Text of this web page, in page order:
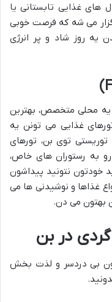
های غذایی تابستانی یا
می شه که فرصت خوبی
یه روز شاد و پر انرژی
یه محلی متخصص، بهترین
غذایی می تونن یه
توی بن، تورهای
به رستوران های خاص،
خودتون نتونید پیداشون
غذاها و نوشیدنی ها می
بهتون می دن.
در بن
بی دردسر و لذت بخش